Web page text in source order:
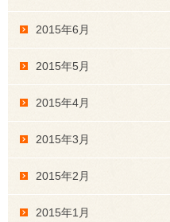
2015年6月
2015年5月
2015年4月
2015年3月
2015年2月
2015年1月